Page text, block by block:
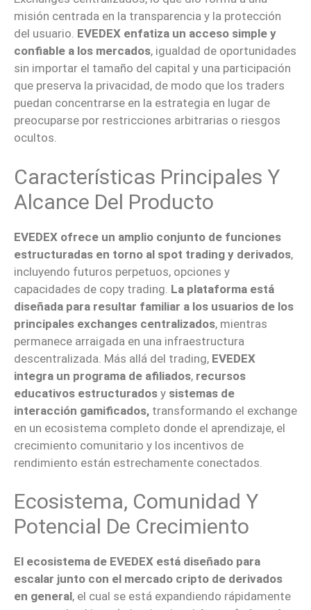
misión centrada en la transparencia y la protección
del usuario. EVEDEX enfatiza un acceso simple y
confiable a los mercados, igualdad de oportunidades
sin importar el tamaño del capital y una participación
que preserva la privacidad, de modo que los traders
puedan concentrarse en la estrategia en lugar de
preocuparse por restricciones arbitrarias o riesgos
ocultos.
Características Principales Y
Alcance Del Producto
EVEDEX ofrece un amplio conjunto de funciones
estructuradas en torno al spot trading y derivados,
incluyendo futuros perpetuos, opciones y
capacidades de copy trading. La plataforma está
diseñada para resultar familiar a los usuarios de los
principales exchanges centralizados, mientras
permanece arraigada en una infraestructura
descentralizada. Más allá del trading, EVEDEX
integra un programa de afiliados, recursos
educativos estructurados y sistemas de
interacción gamificados, transformando el exchange
en un ecosistema completo donde el aprendizaje, el
crecimiento comunitario y los incentivos de
rendimiento están estrechamente conectados.
Ecosistema, Comunidad Y
Potencial De Crecimiento
El ecosistema de EVEDEX está diseñado para
escalar junto con el mercado cripto de derivados
en general, el cual se está expandiendo rápidamente